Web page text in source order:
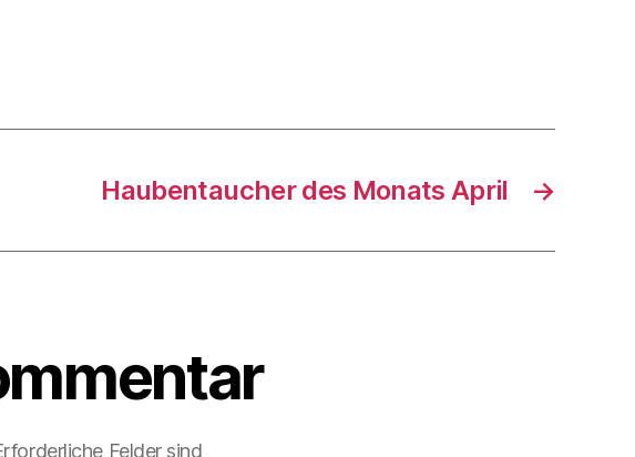
→
Haubentaucher des Monats April
Felder sind